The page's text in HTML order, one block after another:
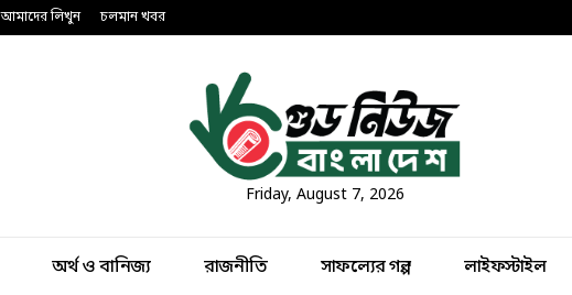
আমাদের লিখুন চলমান খবর
Friday, August 7, 2026
অর্থ ও বানিজ্য রাজনীতি সাফল্যের গল্প লাইফস্টাইল